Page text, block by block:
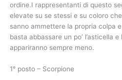
ordine.I rappresentanti di questo
elevate su se stessi e su coloro
sanno ammettere la propria colpa
basta abbassare un po’ l’asticella
appariranno sempre meno.
1° posto – Scorpione